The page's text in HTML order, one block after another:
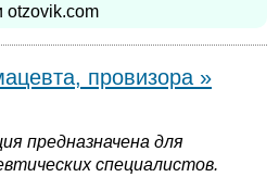
otzovik.com
провизора »
предназначена для
специалистов.